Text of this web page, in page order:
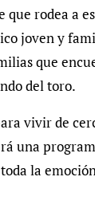
rodea a
joven y
que
del toro.
vivir de
una
la